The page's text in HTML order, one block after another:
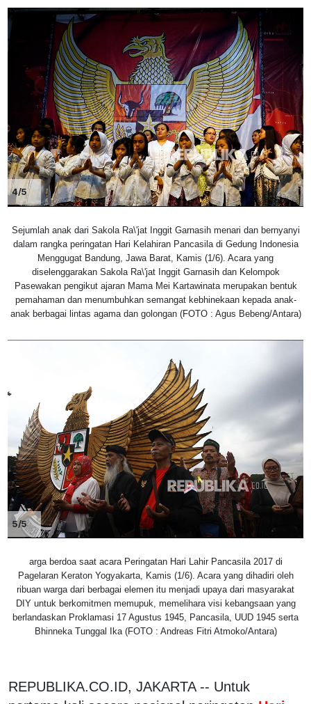
4/5
Sejumlah anak dari Sakola Ra\'jat Inggit Garnasih menari dan bernyanyi
dalam rangka peringatan Hari Kelahiran Pancasila di Gedung Indonesia
Menggugat Bandung, Jawa Barat, Kamis (1/6). Acara yang
diselenggarakan Sakola Ra\'jat Inggit Garnasih dan Kelompok
Pasewakan pengikut ajaran Mama Mei Kartawinata merupakan bentuk
pemahaman dan menumbuhkan semangat kebhinekaan kepada anak-
anak berbagai lintas agama dan golongan (FOTO : Agus Bebeng/Antara)
5/5
arga berdoa saat acara Peringatan Hari Lahir Pancasila 2017 di
Pagelaran Keraton Yogyakarta, Kamis (1/6). Acara yang dihadiri oleh
ribuan warga dari berbagai elemen itu menjadi upaya dari masyarakat
DIY untuk berkomitmen memupuk, memelihara visi kebangsaan yang
berlandaskan Proklamasi 17 Agustus 1945, Pancasila, UUD 1945 serta
Bhinneka Tunggal Ika (FOTO : Andreas Fitri Atmoko/Antara)
REPUBLIKA.CO.ID, JAKARTA -- Untuk